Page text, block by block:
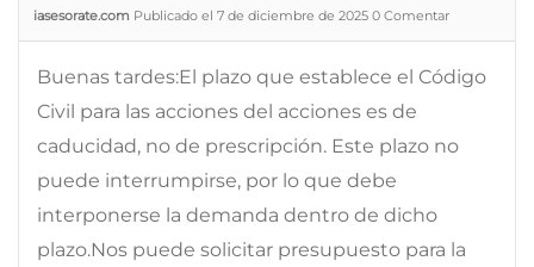
iasesorate.com Publicado el 7 de diciembre de 2025 0 Comentar
Buenas tardes:El plazo que establece el Código
Civil para las acciones del acciones es de
caducidad, no de prescripción. Este plazo no
puede interrumpirse, por lo que debe
interponerse la demanda dentro de dicho
plazo.Nos puede solicitar presupuesto para la